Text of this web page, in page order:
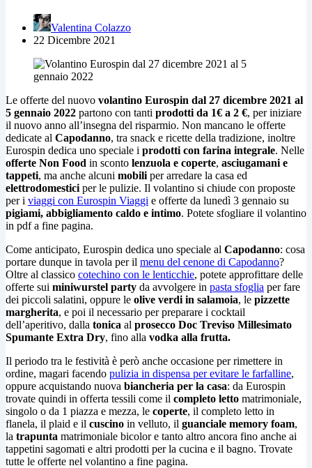
Valentina Colazzo
22 Dicembre 2021
Le offerte del nuovo volantino Eurospin dal 27 dicembre 2021 al
5 gennaio 2022 partono con tanti prodotti da 1€ a 2 €, per iniziare
il nuovo anno all’insegna del risparmio. Non mancano le offerte
dedicate al Capodanno, tra snack e ricette della tradizione, inoltre
Eurospin dedica uno speciale i prodotti con farina integrale. Nelle
offerte Non Food in sconto lenzuola e coperte, asciugamani e
tappeti, ma anche alcuni mobili per arredare la casa ed
elettrodomestici per le pulizie. Il volantino si chiude con proposte
per i viaggi con Eurospin Viaggi e offerte da lunedì 3 gennaio su
pigiami, abbigliamento caldo e intimo. Potete sfogliare il volantino
in pdf a fine pagina.
Come anticipato, Eurospin dedica uno speciale al Capodanno: cosa
portare dunque in tavola per il menu del cenone di Capodanno?
Oltre al classico cotechino con le lenticchie, potete approfittare delle
offerte sui miniwurstel party da avvolgere in pasta sfoglia per fare
dei piccoli salatini, oppure le olive verdi in salamoia, le pizzette
margherita, e poi il necessario per preparare i cocktail
dell’aperitivo, dalla tonica al prosecco Doc Treviso Millesimato
Spumante Extra Dry, fino alla vodka alla frutta.
Il periodo tra le festività è però anche occasione per rimettere in
ordine, magari facendo pulizia in dispensa per evitare le farfalline,
oppure acquistando nuova biancheria per la casa: da Eurospin
trovate quindi in offerta tessili come il completo letto matrimoniale,
singolo o da 1 piazza e mezza, le coperte, il completo letto in
flanela, il plaid e il cuscino in velluto, il guanciale memory foam,
la trapunta matrimoniale bicolor e tanto altro ancora fino anche ai
tappetini sagomati e altri prodotti per la cucina e il bagno. Trovate
tutte le offerte nel volantino a fine pagina.